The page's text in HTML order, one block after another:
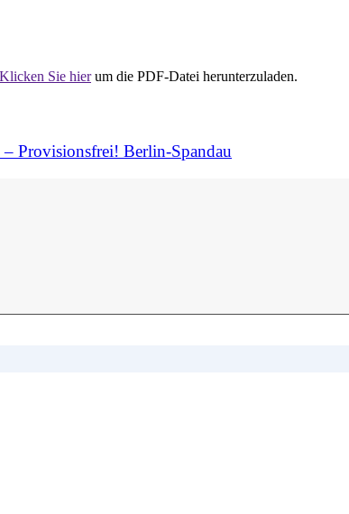
Klicken Sie hierum die PDF-Datei herunterzuladen.
Provisionsfrei! Berlin-Spandau